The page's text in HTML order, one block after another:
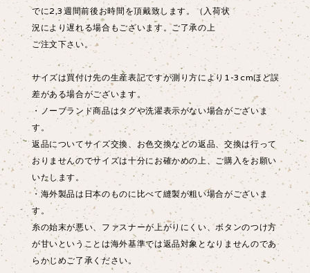
でに2,3週間前後お時間を頂戴致します。（入荷状
況により遅れる場合もございます。ご了承の上
ご注文下さい。
サイズは買付け先の生産表記ですが測り方により1-3cmほど誤
差がある場合がございます。
・ノーブランド商品はタグや洗濯表示がない場合がございま
す。
返品についてサイズ交換、お色交換などの返品、交換は行って
おりませんのでサイズは十分にお確かめの上、ご購入をお願い
いたします。
・海外製品は日本のものに比べて縫製が粗い場合がございま
す。
糸の始末が悪い、ファスナーが上がりにくい、ボタンのつけ方
が甘いということは海外基準では返品対象となりませんのであ
らかじめご了承ください。